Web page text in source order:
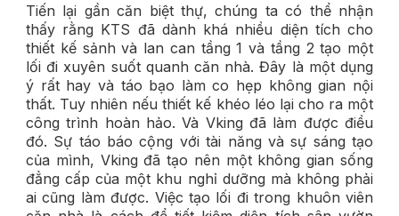
Tiến lại gần căn biệt thự, chúng ta có thể nhận
thấy rằng KTS đã dành khá nhiều diện tích cho
thiết kế sảnh và lan can tầng 1 và tầng 2 tạo một
lối đi xuyên suốt quanh căn nhà. Đây là một dụng
ý rất hay và táo bạo làm co hẹp không gian nội
thất. Tuy nhiên nếu thiết kế khéo léo lại cho ra một
công trình hoàn hảo. Và Vking đã làm được điều
đó. Sự táo báo cộng với tài năng và sự sáng tạo
của mình, Vking đã tạo nên một không gian sống
đẳng cấp của một khu nghỉ dưỡng mà không phải
ai cũng làm được. Việc tạo lối đi trong khuôn viên